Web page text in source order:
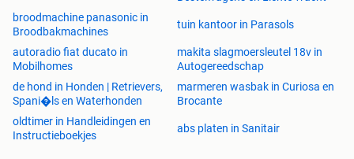
broodmachine panasonic in
Broodbakmachines
tuin kantoor in Parasols
autoradio fiat ducato in
Mobilhomes
makita slagmoersleutel 18v in
Autogereedschap
de hond in Honden | Retrievers,
Spani�ls en Waterhonden
marmeren wasbak in Curiosa en
Brocante
oldtimer in Handleidingen en
Instructieboekjes
abs platen in Sanitair